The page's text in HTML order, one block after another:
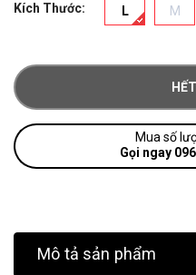
Kích Thước: L M
Mua số
Gọi ngay
Mô tả sản phẩm